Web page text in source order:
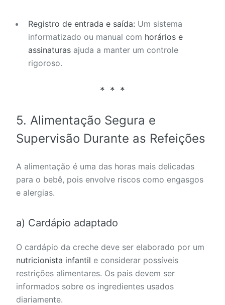
Registro de entrada e saída: Um sistema
informatizado ou manual com horários e
assinaturas ajuda a manter um controle
rigoroso.
5. Alimentação Segura e
Supervisão Durante as Refeições
A alimentação é uma das horas mais delicadas
para o bebê, pois envolve riscos como engasgos
e alergias.
a) Cardápio adaptado
O cardápio da creche deve ser elaborado por um
nutricionista infantil e considerar possíveis
restrições alimentares. Os pais devem ser
informados sobre os ingredientes usados
diariamente.